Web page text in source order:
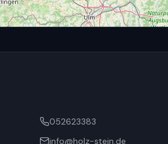
052623383
info@holz-stein.de